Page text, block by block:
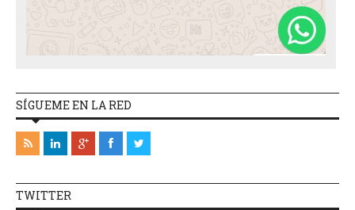
SÍGUEME EN LA RED
TWITTER